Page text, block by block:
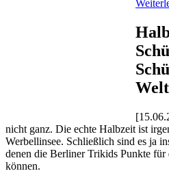
nicht ganz. Die echte Halbzeit ist
Werbellinsee. Schließlich sind es ja
denen die Berliner Trikids Punkte für
können.